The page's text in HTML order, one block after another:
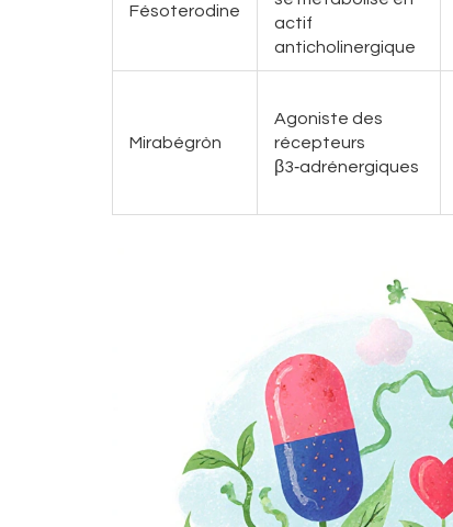
Fésoterodine
actif
anticholinergique
Mirabégròn
Agoniste des
récepteurs
β3‑adrénergiques